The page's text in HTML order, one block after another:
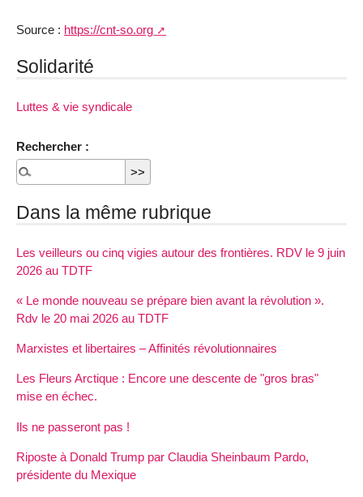
Source : https://cnt-so.org
Solidarité
Luttes & vie syndicale
Rechercher :
Dans la même rubrique
Les veilleurs ou cinq vigies autour des frontières. RDV le 9 juin
2026 au TDTF
« Le monde nouveau se prépare bien avant la révolution ».
Rdv le 20 mai 2026 au TDTF
Marxistes et libertaires – Affinités révolutionnaires
Les Fleurs Arctique : Encore une descente de "gros bras"
mise en échec.
Ils ne passeront pas !
Riposte à Donald Trump par Claudia Sheinbaum Pardo,
présidente du Mexique